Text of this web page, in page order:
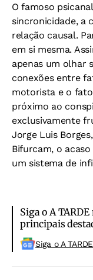
O famoso
sincronicidade, a
relação causal.
em si mesma.
apenas um olhar
conexões entre
motorista e o
próximo ao
exclusivamente
Jorge Luis
Bifurcam, o
um sistema de
Siga o A
principais
Siga o A